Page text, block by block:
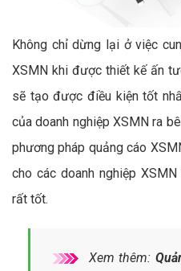
Không chỉ dừng lại ở việc
XSMN khi được thiết kế ấn
sẽ tạo được điều kiện tốt
của doanh nghiệp XSMN ra
phương pháp quảng cáo
cho các doanh nghiệp
rất tốt.
Xem thêm: